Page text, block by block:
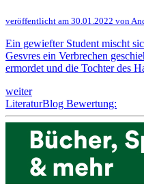
veröffentlicht am 30.01.2022 von
Ein gewiefter Student mischt
Gesvres ein Verbrechen
ermordet und die Tochter des
weiter
LiteraturBlog Bewertung: